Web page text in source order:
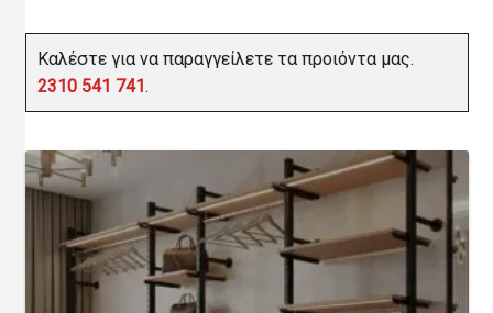
Καλέστε για να παραγγείλετε τα προιόντα μας.
2310 541 741.